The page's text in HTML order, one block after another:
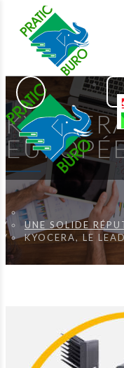
UNE SOLIDE
KYOCERA, LE